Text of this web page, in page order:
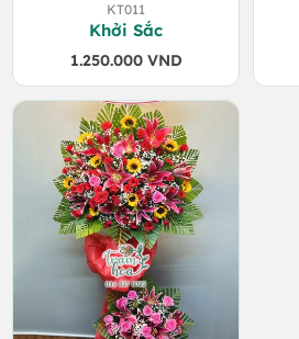
KT011
Khởi Sắc
1.250.000 VND